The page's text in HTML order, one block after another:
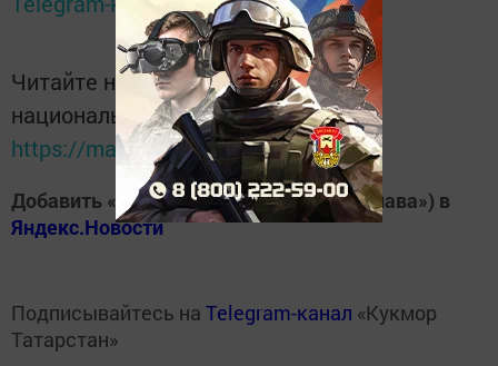
Читайте новости Татарстана в
национальном мессенджере MАХ:
https://max.ru/tatmedia
Добавить «Хезмэт даны» («Трудовая слава») в
Яндекс.Новости
Подписывайтесь на Telegram-канал «Кукмор
Татарстан»